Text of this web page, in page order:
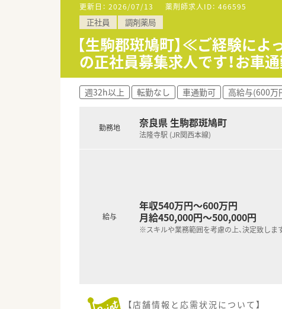
【想定される業務内容】
■処方箋に基づく正確な調剤業務や
■広域からの様々な処方箋に対応す
■調剤業務のほかにも、地域のお客
【職場環境と雰囲気】
■音声入力の電子薬歴やピッキング
■投薬カウンターには薬歴閲覧用の
■多くの店舗に医療事務が配属さ
更新日： 2026/07/13 薬剤師求人ID： 466595
正社員 調剤薬局
【生駒郡斑鳩町】≪ご経験に
の正社員募集求人です！お車
週32h以上 転勤なし 車通勤可 高給与(600万
勤務地 奈良県 生駒郡斑鳩町
法隆寺駅 (JR関西本線)
給与
年収540万円～600万円
月給450,000円～500,000円
※スキルや業務範囲を考慮の上、決定致しま
【店舗情報と応需状況について】